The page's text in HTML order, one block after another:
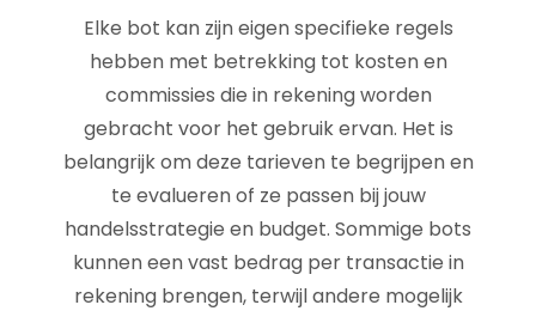
Elke bot kan zijn eigen specifieke regels
hebben met betrekking tot kosten en
commissies die in rekening worden
gebracht voor het gebruik ervan. Het is
belangrijk om deze tarieven te begrijpen en
te evalueren of ze passen bij jouw
handelsstrategie en budget. Sommige bots
kunnen een vast bedrag per transactie in
rekening brengen, terwijl andere mogelijk